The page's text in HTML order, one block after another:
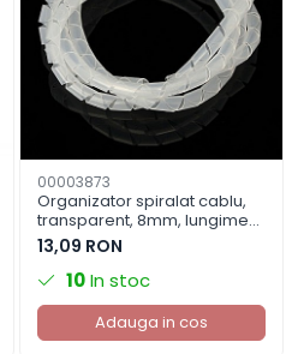
00003873
Organizator spiralat cablu,
transparent, 8mm, lungime
10m
13,09 RON
10In stoc
Adauga in cos